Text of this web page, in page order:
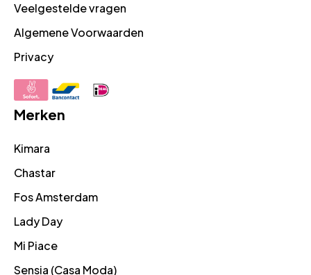
Veelgestelde vragen
Algemene Voorwaarden
Privacy
Merken
Kimara
Chastar
Fos Amsterdam
Lady Day
Mi Piace
Sensia (Casa Moda)